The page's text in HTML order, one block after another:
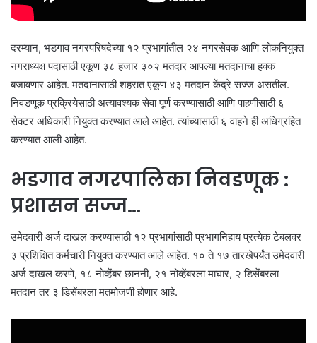
दरम्यान, भडगाव नगरपरिषदेच्या १२ प्रभागांतील २४ नगरसेवक आणि लोकनियुक्त
नगराध्यक्ष पदासाठी एकूण ३८ हजार ३०२ मतदार आपल्या मतदानाचा हक्क
बजावणार आहेत. मतदानासाठी शहरात एकूण ४३ मतदान केंद्रे सज्ज असतील.
निवडणूक प्रक्रियेसाठी अत्यावश्यक सेवा पूर्ण करण्यासाठी आणि पाहणीसाठी ६
सेक्टर अधिकारी नियुक्त करण्यात आले आहेत. त्यांच्यासाठी ६ वाहने ही अधिग्रहित
करण्यात आली आहेत.
भडगाव नगरपालिका निवडणूक :
प्रशासन सज्ज…
उमेदवारी अर्ज दाखल करण्यासाठी १२ प्रभागांसाठी प्रभागनिहाय प्रत्येक टेबलवर
३ प्रशिक्षित कर्मचारी नियुक्त करण्यात आले आहेत. १० ते १७ तारखेपर्यंत उमेदवारी
अर्ज दाखल करणे, १८ नोव्हेंबर छाननी, २१ नोव्हेंबरला माघार, २ डिसेंबरला
मतदान तर ३ डिसेंबरला मतमोजणी होणार आहे.